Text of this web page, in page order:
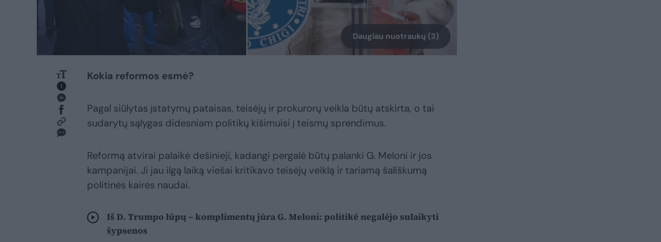
Daugiau nuotraukų (3)
Kokia reformos esmė?
Pagal siūlytas įstatymų pataisas, teisėjų ir prokurorų veikla būtų atskirta, o tai
sudarytų sąlygas didesniam politikų kišimuisi į teismų sprendimus.
Reformą atvirai palaikė dešinieji, kadangi pergalė būtų palanki G. Meloni ir jos
kampanijai. Ji jau ilgą laiką viešai kritikavo teisėjų veiklą ir tariamą šališkumą
politinės kairės naudai.
Iš D. Trumpo lūpų – komplimentų jūra G. Meloni: politikė negalėjo sulaikyti
šypsenos